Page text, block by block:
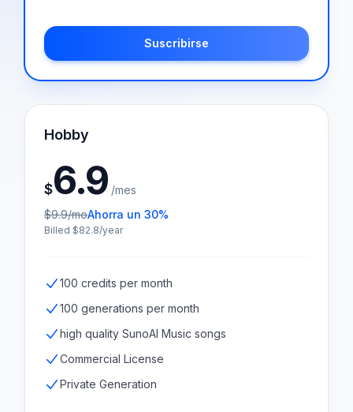
Suscribirse
Hobby
$6.9 /mes
$9.9/moAhorra un 30%
Billed $82.8/year
100 credits per month
100 generations per month
high quality SunoAI Music songs
Commercial License
Private Generation